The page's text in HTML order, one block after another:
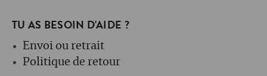
TU AS BESOIN D'AIDE ?
Envoi ou retrait
Politique de retour